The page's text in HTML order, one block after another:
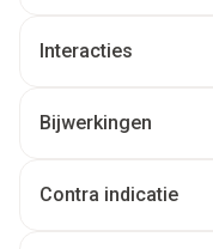
Interacties
Bijwerkingen
Contra indicatie